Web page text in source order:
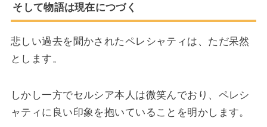
そして物語は現在につづく
悲しい過去を聞かされたペレシャティは、ただ呆然
とします。
しかし一方でセルシア本人は微笑んでおり、ペレシ
ャティに良い印象を抱いていることを明かします。